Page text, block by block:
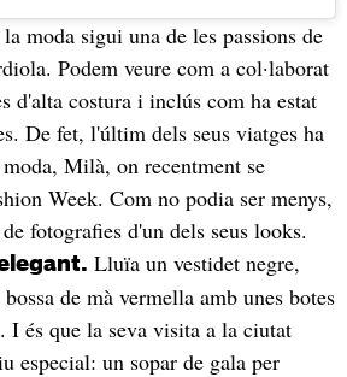
moda sigui una de les passions de
Podem veure com a col·laborat
d'alta costura i inclús com ha estat
De fet, l'últim dels seus viatges ha
Milà, on recentment se
Week. Com no podia ser menys,
fotografies d'un dels seus looks.
Lluïa un vestidet negre,
de mà vermella amb unes botes
I és que la seva visita a la ciutat
especial: un sopar de gala per